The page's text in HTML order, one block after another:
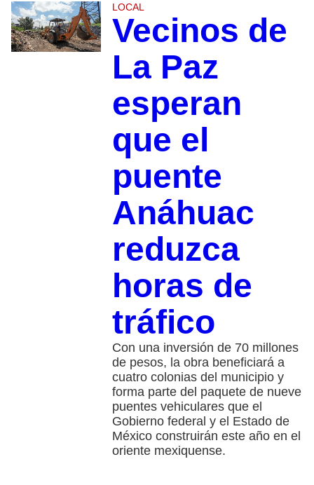
LOCAL
Vecinos de
La Paz
esperan
que el
puente
Anáhuac
reduzca
horas de
tráfico
Con una inversión de 70 millones
de pesos, la obra beneficiará a
cuatro colonias del municipio y
forma parte del paquete de nueve
puentes vehiculares que el
Gobierno federal y el Estado de
México construirán este año en el
oriente mexiquense.